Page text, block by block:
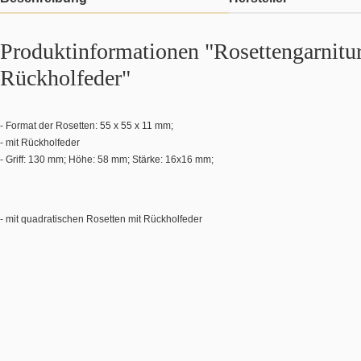
Produktinformationen
Rückholfeder"
- Format der Rosetten: 55 x 55 x 11 mm;
- mit Rückholfeder
- Griff: 130 mm; Höhe: 58 mm; Stärke: 16x16 mm;
- mit quadratischen Rosetten mit Rückholfeder